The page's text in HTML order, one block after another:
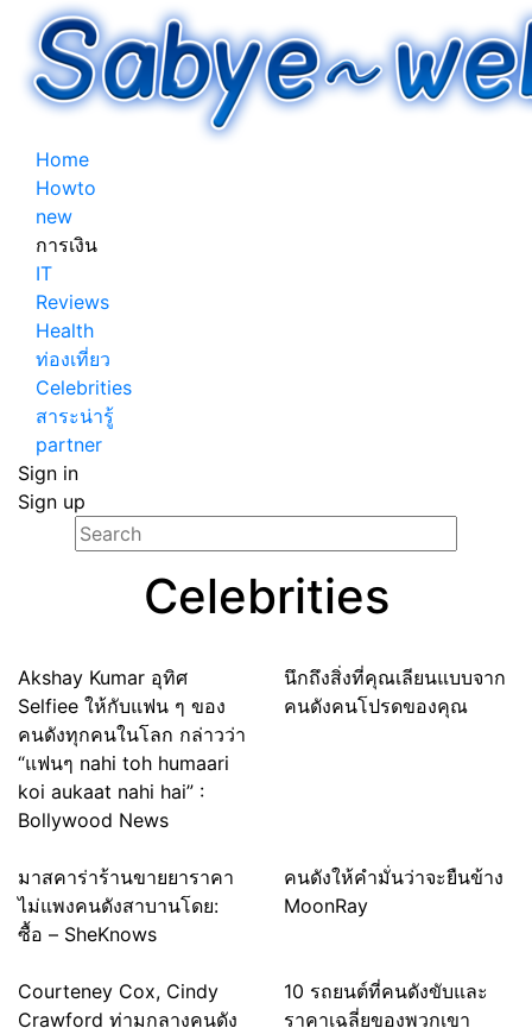
Home
Howto
new
การเงิน
IT
Reviews
Health
ท่องเที่ยว
Celebrities
สาระน่ารู้
partner
Sign in
Sign up
Celebrities
Akshay Kumar อุทิศ
Selfiee ให้กับแฟน ๆ ของ
คนดังทุกคนในโลก กล่าวว่า
“แฟนๆ nahi toh humaari
koi aukaat nahi hai” :
Bollywood News
นึกถึงสิ่งที่คุณเลียนแบบจาก
คนดังคนโปรดของคุณ
มาสคาร่าร้านขายยาราคา
ไม่แพงคนดังสาบานโดย:
ซื้อ – SheKnows
คนดังให้คำมั่นว่าจะยืนข้าง
MoonRay
Courteney Cox, Cindy
Crawford ท่ามกลางคนดัง
10 รถยนต์ที่คนดังขับและ
ราคาเฉลี่ยของพวกเขา